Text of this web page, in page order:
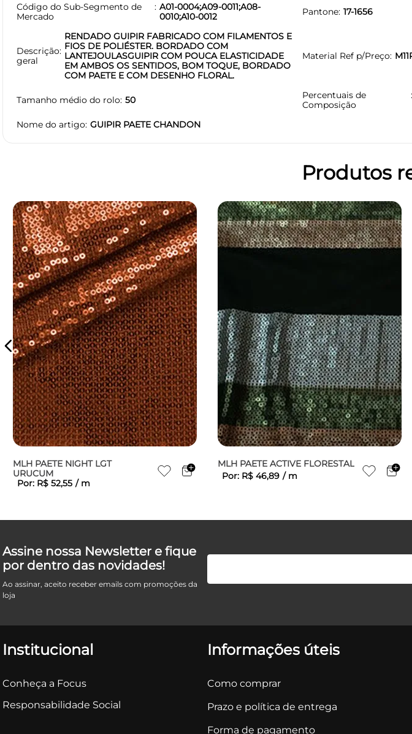
Código do Sub-Segmento de
Mercado
A01-0004;A09-0011;A08-
0010;A10-0012
Pantone 17-1656
Descrição
geral
RENDADO GUIPIR FABRICADO COM FILAMENTOS E
FIOS DE POLIÉSTER. BORDADO COM
LANTEJOULASGUIPIR COM POUCA ELASTICIDADE
EM AMBOS OS SENTIDOS, BOM TOQUE, BORDADO
COM PAETE E COM DESENHO FLORAL.
Material Ref p/Preço
Tamanho médio do rolo 50
Percentuais de
Composição
Nome do artigo GUIPIR PAETE CHANDON
Produtos
MLH PAETE NIGHT LGT
URUCUM
Por: R$ 52,55 / m
MLH PAETE ACTIVE FLORESTAL
Por: R$ 46,89 / m
Assine nossa Newsletter e fique
por dentro das novidades!
Ao assinar, aceito receber emails com promoções da
loja
Institucional
Conheça a Focus
Responsabilidade Social
Informações úteis
Como comprar
Prazo e política de entrega
Forma de pagamento